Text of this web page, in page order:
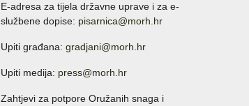
E-adresa za tijela državne uprave i za e-
službene dopise: pisarnica@morh.hr
Upiti građana: gradjani@morh.hr
Upiti medija: press@morh.hr
Zahtjevi za potpore Oružanih snaga i